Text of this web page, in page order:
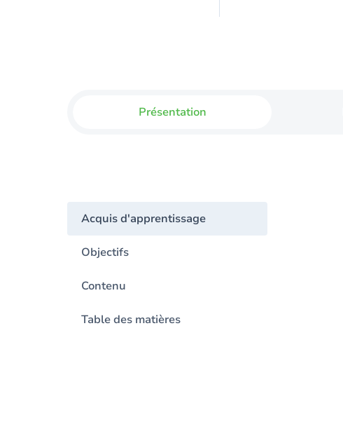
Présentation
Acquis d'apprentissage
Objectifs
Contenu
Table des matières